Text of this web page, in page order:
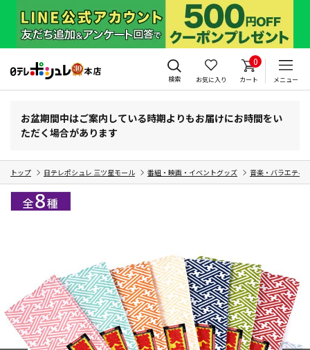
検索 お気に入り
0
カート メニュー
お盆期間中はご案内している時期よりもお届けにお時間をい
ただく場合があります
トップ 日テレポシュレ 三ツ星モール 番組・映画・イベントグッズ 音楽・バラエティ